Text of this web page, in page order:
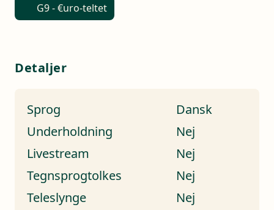
G9 - €uro-teltet
Detaljer
Sprog
Dansk
Underholdning
Nej
Livestream
Nej
Tegnsprogtolkes
Nej
Teleslynge
Nej